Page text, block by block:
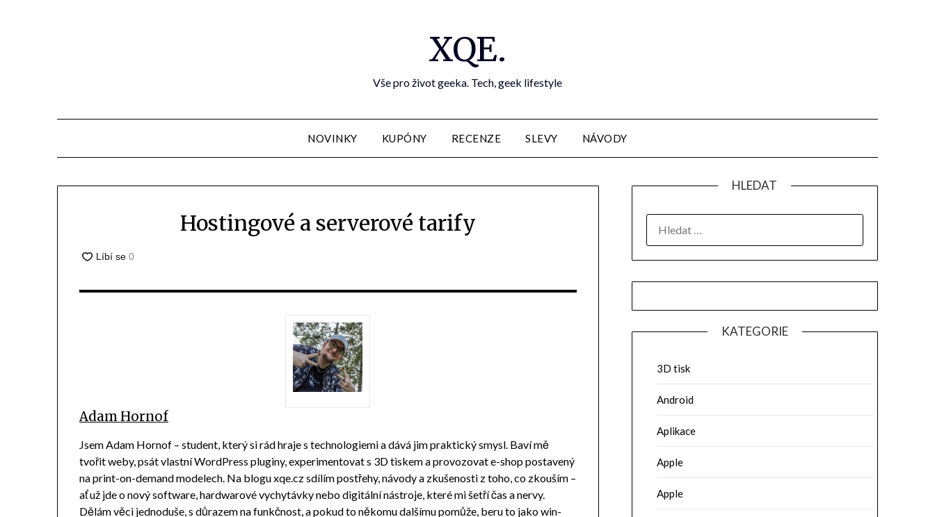
XQE.
Vše pro život geeka. Tech, geek lifestyle
NOVINKY KUPÓNY RECENZE SLEVY NÁVODY
Hostingové a serverové tarify
Adam Hornof
Jsem Adam Hornof – student, který si rád hraje s technologiemi a dává jim praktický smysl. Baví mě
tvořit weby, psát vlastní WordPress pluginy, experimentovat s 3D tiskem a provozovat e-shop postavený
na print-on-demand modelech. Na blogu xqe.cz sdílím postřehy, návody a zkušenosti z toho, co zkouším –
ať už jde o nový software, hardwarové vychytávky nebo digitální nástroje, které mi šetří čas a nervy.
Dělám věci jednoduše, s důrazem na funkčnost, a pokud to někomu dalšímu pomůže, beru to jako win-
HLEDAT
KATEGORIE
3D tisk
Android
Aplikace
Apple
Apple